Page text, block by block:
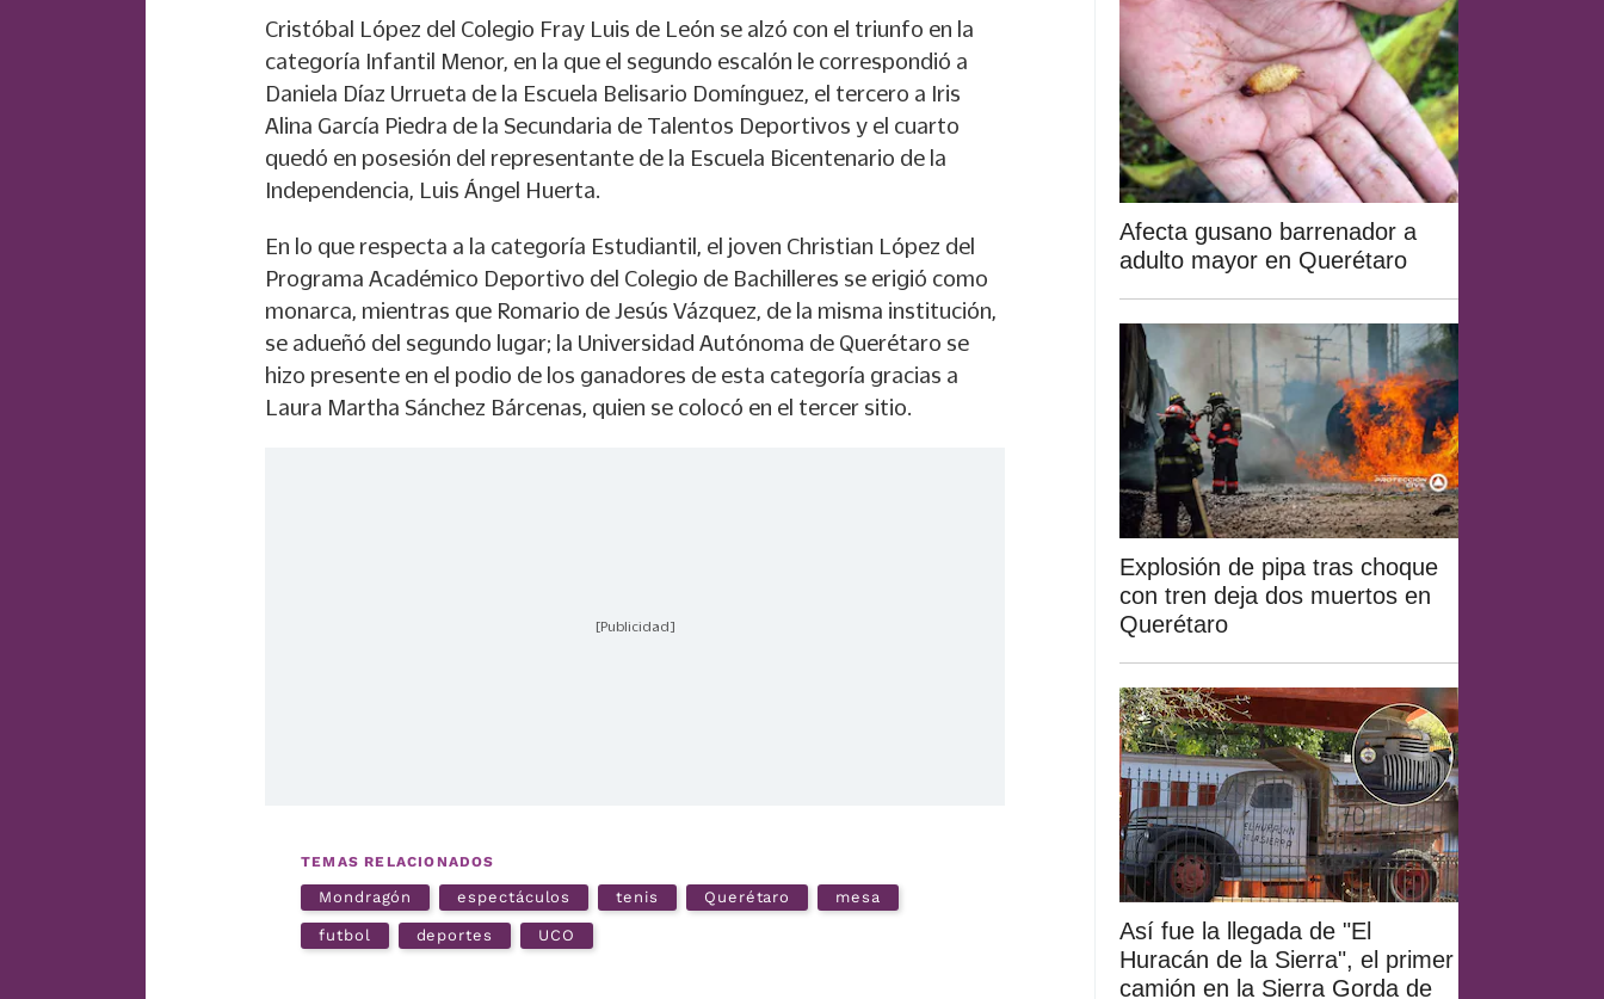
Cristóbal López del Colegio Fray Luis de León se alzó con el triunfo en la
categoría Infantil Menor, en la que el segundo escalón le correspondió a
Daniela Díaz Urrueta de la Escuela Belisario Domínguez, el tercero a Iris
Alina García Piedra de la Secundaria de Talentos Deportivos y el cuarto
quedó en posesión del representante de la Escuela Bicentenario de la
Independencia, Luis Ángel Huerta.
En lo que respecta a la categoría Estudiantil, el joven Christian López del
Programa Académico Deportivo del Colegio de Bachilleres se erigió como
monarca, mientras que Romario de Jesús Vázquez, de la misma institución,
se adueñó del segundo lugar; la Universidad Autónoma de Querétaro se
hizo presente en el podio de los ganadores de esta categoría gracias a
Laura Martha Sánchez Bárcenas, quien se colocó en el tercer sitio.
[Publicidad]
TEMAS RELACIONADOS
Mondragón espectáculos tenis Querétaro mesa
futbol deportes UCO
Afecta gusano barrenador a
adulto mayor en Querétaro
Explosión de pipa tras choque
con tren deja dos muertos en
Querétaro
Así fue la llegada de "El
Huracán de la Sierra", el primer
camión en la Sierra Gorda de